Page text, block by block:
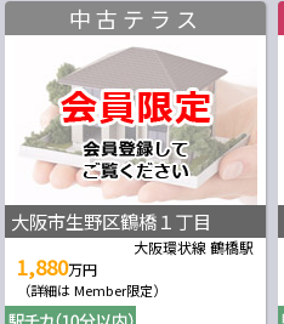
中古テラス
大阪市生野区鶴橋１丁目
大阪環状線 鶴橋駅
1,880万円
（詳細は Member限定）